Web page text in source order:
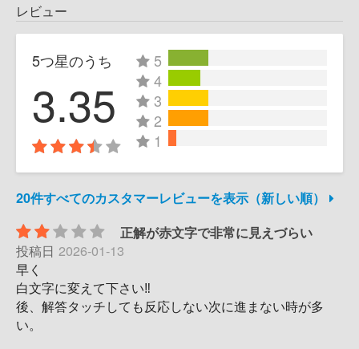
レビュー
5つ星のうち
3.35
5
4
3
2
1
20件すべてのカスタマーレビューを表示（新しい順）
正解が赤文字で非常に見えづらい
投稿日 2026-01-13
早く
白文字に変えて下さい‼️
後、解答タッチしても反応しない次に進まない時が多
い。